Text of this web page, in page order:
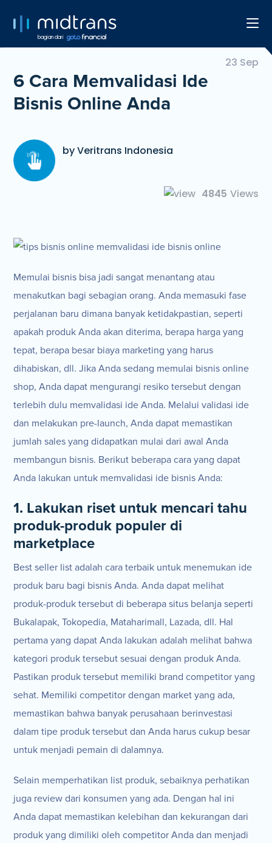
bagian dari
23 Sep
6 Cara Memvalidasi Ide
Bisnis Online Anda
by Veritrans Indonesia
4845 Views
Memulai bisnis bisa jadi sangat menantang atau
menakutkan bagi sebagian orang. Anda memasuki fase
perjalanan baru dimana banyak ketidakpastian, seperti
apakah produk Anda akan diterima, berapa harga yang
tepat, berapa besar biaya marketing yang harus
dihabiskan, dll. Jika Anda sedang memulai bisnis online
shop, Anda dapat mengurangi resiko tersebut dengan
terlebih dulu memvalidasi ide Anda. Melalui validasi ide
dan melakukan pre-launch, Anda dapat memastikan
jumlah sales yang didapatkan mulai dari awal Anda
membangun bisnis. Berikut beberapa cara yang dapat
Anda lakukan untuk memvalidasi ide bisnis Anda:
1. Lakukan riset untuk mencari tahu
produk-produk populer di
marketplace
Best seller list adalah cara terbaik untuk menemukan ide
produk baru bagi bisnis Anda. Anda dapat melihat
produk-produk tersebut di beberapa situs belanja seperti
Bukalapak, Tokopedia, Mataharimall, Lazada, dll. Hal
pertama yang dapat Anda lakukan adalah melihat bahwa
kategori produk tersebut sesuai dengan produk Anda.
Pastikan produk tersebut memiliki brand competitor yang
sehat. Memiliki competitor dengan market yang ada,
memastikan bahwa banyak perusahaan berinvestasi
dalam tipe produk tersebut dan Anda harus cukup besar
untuk menjadi pemain di dalamnya.
Selain memperhatikan list produk, sebaiknya perhatikan
juga review dari konsumen yang ada. Dengan hal ini
Anda dapat memastikan kelebihan dan kekurangan dari
produk yang dimiliki oleh competitor Anda dan menjadi